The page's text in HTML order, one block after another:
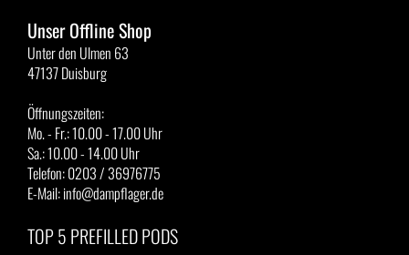
Unser Offline Shop
Unter den Ulmen 63
47137 Duisburg
Öffnungszeiten:
Mo. - Fr.: 10.00 - 17.00 Uhr
Sa.: 10.00 - 14.00 Uhr
Telefon: 0203 / 36976775
E-Mail: info@dampflager.de
TOP 5 PREFILLED PODS